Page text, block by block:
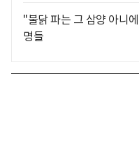
"불닭 파는 그 삼양 아니
명들